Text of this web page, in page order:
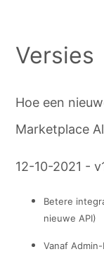
Versies
Hoe een
Marketplace
12-10-2021 -
Betere
nieuwe API)
Vanaf